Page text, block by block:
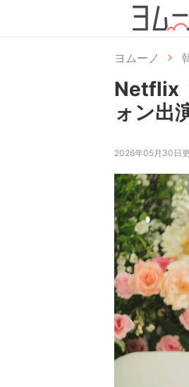
ヨムーノ
Netflix
ォン出
2026年05月30日